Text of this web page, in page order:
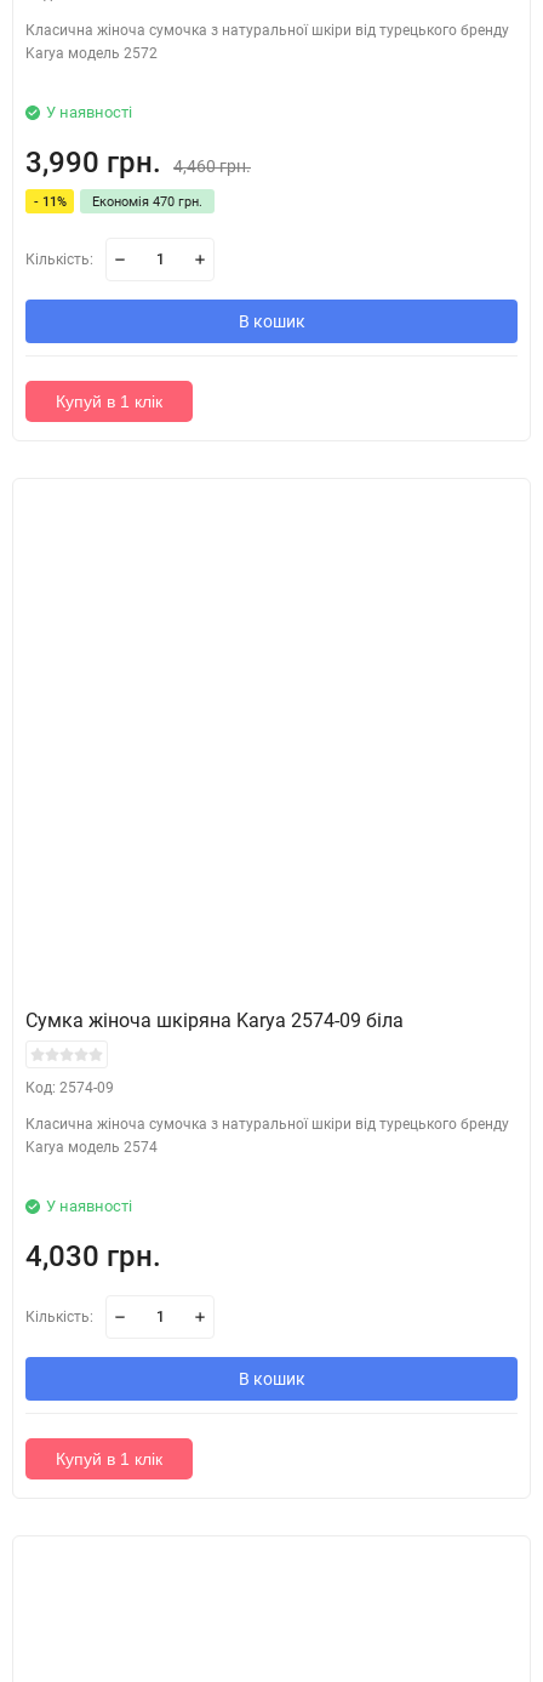
Класична жіноча сумочка з натуральної шкіри від турецького бренду
Karya модель 2572
У наявності
3,990 грн. 4,460 грн.
- 11% Економія 470 грн.
Кількість:
В кошик
Купуй в 1 клік
Сумка жіноча шкіряна Karya 2574-09 біла
Код: 2574-09
Класична жіноча сумочка з натуральної шкіри від турецького бренду
Karya модель 2574
У наявності
4,030 грн.
Кількість:
В кошик
Купуй в 1 клік